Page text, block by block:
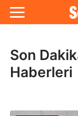
Son
Haberleri